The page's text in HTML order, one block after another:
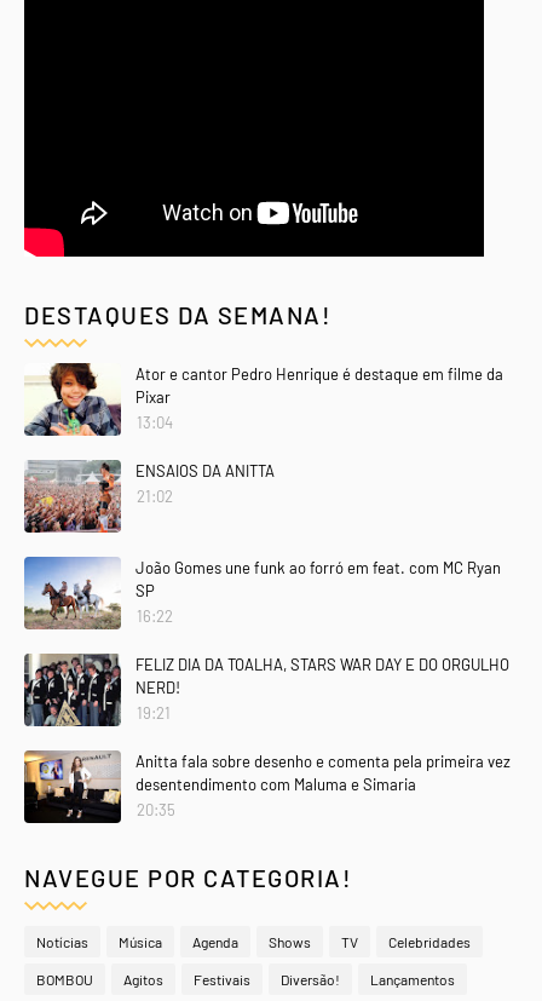
DESTAQUES DA SEMANA!
Ator e cantor Pedro Henrique é destaque em filme da
Pixar
13:04
ENSAIOS DA ANITTA
21:02
João Gomes une funk ao forró em feat. com MC Ryan
SP
16:22
FELIZ DIA DA TOALHA, STARS WAR DAY E DO ORGULHO
NERD!
19:21
Anitta fala sobre desenho e comenta pela primeira vez
desentendimento com Maluma e Simaria
20:35
NAVEGUE POR CATEGORIA!
Notícias Música Agenda Shows TV Celebridades
BOMBOU Agitos Festivais Diversão! Lançamentos